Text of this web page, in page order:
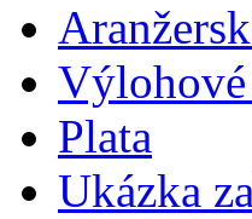
Výlohové
Plata
Ukázka